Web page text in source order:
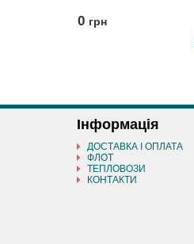
0 грн
Інформація
ДОСТАВКА І ОПЛАТА
ФЛОТ
ТЕПЛОВОЗИ
КОНТАКТИ